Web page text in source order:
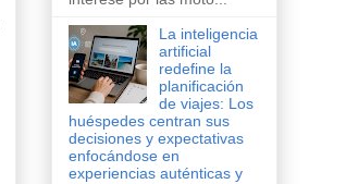
La inteligencia
artificial
redefine la
planificación
de viajes: Los
huéspedes centran sus
decisiones y expectativas
enfocándose en
experiencias auténticas y